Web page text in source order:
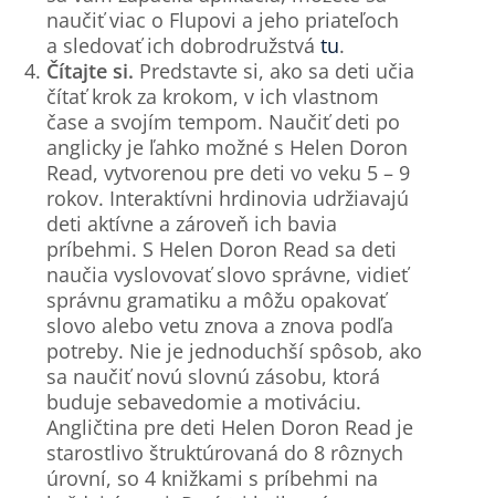
naučiť viac o Flupovi a jeho priateľoch
a sledovať ich dobrodružstvátu.
Čítajte si. Predstavte si, ako sa deti učia
čítať krok za krokom, v ich vlastnom
čase a svojím tempom. Naučiť deti po
anglicky je ľahko možné s Helen Doron
Read, vytvorenou pre deti vo veku 5 – 9
rokov. Interaktívni hrdinovia udržiavajú
deti aktívne a zároveň ich bavia
príbehmi. S Helen Doron Read sa deti
naučia vyslovovať slovo správne, vidieť
správnu gramatiku a môžu opakovať
slovo alebo vetu znova a znova podľa
potreby. Nie je jednoduchší spôsob, ako
sa naučiť novú slovnú zásobu, ktorá
buduje sebavedomie a motiváciu.
Angličtina pre deti Helen Doron Read je
starostlivo štruktúrovaná do 8 rôznych
úrovní, so 4 knižkami s príbehmi na